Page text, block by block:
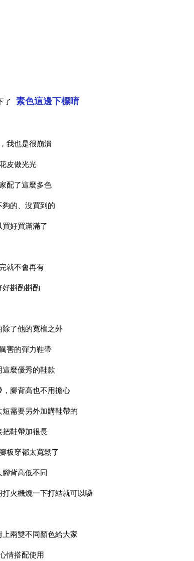
了 素色這邊下標唷
我也是很崩潰
皮做光光
配了這麼多色
的、沒買到的
好買滿滿了
就不會再有
好斟酌斟酌
了他的寬楦之外
害的彈力鞋帶
這麼優秀的鞋款
腳背高也不用擔心
需要另外加購鞋帶的
把鞋帶加很長
板穿都太寬鬆了
腳背高低不同
火機燒一下打結就可以囉
兩雙不同顏色給大家
情搭配使用